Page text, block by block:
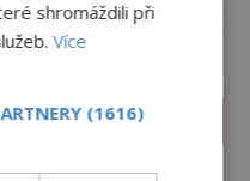
jen oranžová. Její
shromáždili při
Více
(1616)